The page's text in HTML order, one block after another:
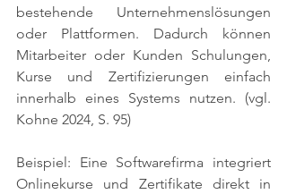
bestehende Unternehmenslösungen
oder Plattformen. Dadurch können
Mitarbeiter oder Kunden Schulungen,
Kurse und Zertifizierungen einfach
innerhalb eines Systems nutzen. (vgl.
Kohne 2024, S. 95)
Beispiel: Eine Softwarefirma integriert
Onlinekurse und Zertifikate direkt in